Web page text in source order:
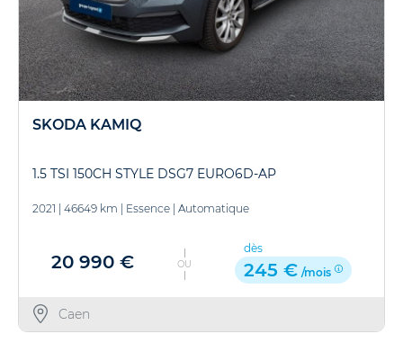
SKODA KAMIQ
1.5 TSI 150CH STYLE DSG7 EURO6D-AP
2021 46649 km Essence Automatique
20 990 € OU
dès
245 € /mois
Caen